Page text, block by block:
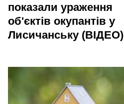
показали ураження
об'єктів окупантів у
Лисичанську (ВІДЕО)